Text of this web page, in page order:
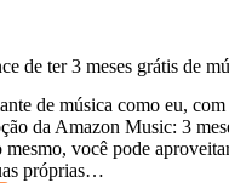
de ter 3 meses grátis de
de música como eu,
da Amazon Music: 3
mesmo, você pode
próprias…